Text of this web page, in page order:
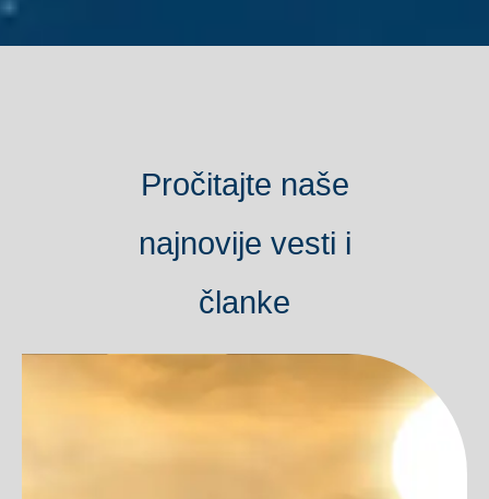
Pročitajte naše
najnovije vesti i
članke